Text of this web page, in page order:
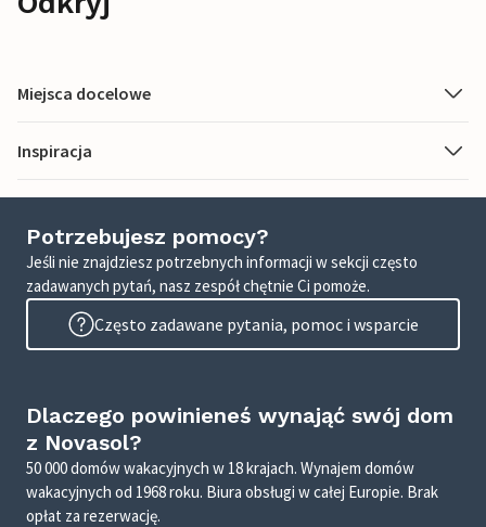
Miejsca docelowe
Inspiracja
Potrzebujesz pomocy?
Jeśli nie znajdziesz potrzebnych informacji w sekcji często
zadawanych pytań, nasz zespół chętnie Ci pomoże.
Często zadawane pytania, pomoc i wsparcie
Dlaczego powinieneś wynająć swój dom
z Novasol?
50 000 domów wakacyjnych w 18 krajach. Wynajem domów
wakacyjnych od 1968 roku. Biura obsługi w całej Europie. Brak
opłat za rezerwację.